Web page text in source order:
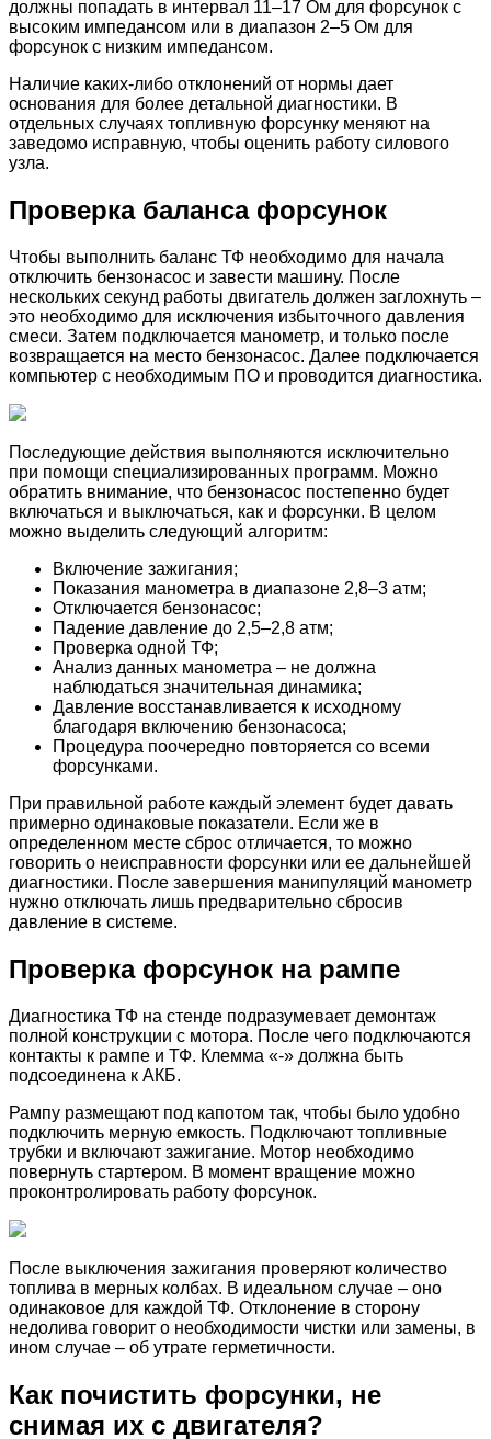
должны попадать в интервал 11–17 Ом для форсунок с
высоким импедансом или в диапазон 2–5 Ом для
форсунок с низким импедансом.
Наличие каких-либо отклонений от нормы дает
основания для более детальной диагностики. В
отдельных случаях топливную форсунку меняют на
заведомо исправную, чтобы оценить работу силового
узла.
Проверка баланса форсунок
Чтобы выполнить баланс ТФ необходимо для начала
отключить бензонасос и завести машину. После
нескольких секунд работы двигатель должен заглохнуть –
это необходимо для исключения избыточного давления
смеси. Затем подключается манометр, и только после
возвращается на место бензонасос. Далее подключается
компьютер с необходимым ПО и проводится диагностика.
Последующие действия выполняются исключительно
при помощи специализированных программ. Можно
обратить внимание, что бензонасос постепенно будет
включаться и выключаться, как и форсунки. В целом
можно выделить следующий алгоритм:
Включение зажигания;
Показания манометра в диапазоне 2,8–3 атм;
Отключается бензонасос;
Падение давление до 2,5–2,8 атм;
Проверка одной ТФ;
Анализ данных манометра – не должна
наблюдаться значительная динамика;
Давление восстанавливается к исходному
благодаря включению бензонасоса;
Процедура поочередно повторяется со всеми
форсунками.
При правильной работе каждый элемент будет давать
примерно одинаковые показатели. Если же в
определенном месте сброс отличается, то можно
говорить о неисправности форсунки или ее дальнейшей
диагностики. После завершения манипуляций манометр
нужно отключать лишь предварительно сбросив
давление в системе.
Проверка форсунок на рампе
Диагностика ТФ на стенде подразумевает демонтаж
полной конструкции с мотора. После чего подключаются
контакты к рампе и ТФ. Клемма «-» должна быть
подсоединена к АКБ.
Рампу размещают под капотом так, чтобы было удобно
подключить мерную емкость. Подключают топливные
трубки и включают зажигание. Мотор необходимо
повернуть стартером. В момент вращение можно
проконтролировать работу форсунок.
После выключения зажигания проверяют количество
топлива в мерных колбах. В идеальном случае – оно
одинаковое для каждой ТФ. Отклонение в сторону
недолива говорит о необходимости чистки или замены, в
ином случае – об утрате герметичности.
Как почистить форсунки, не
снимая их с двигателя?